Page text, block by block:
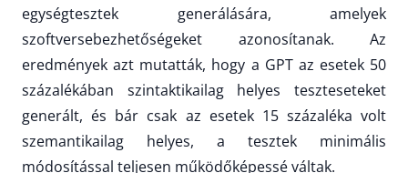
egységtesztek generálására, amelyek
szoftversebezhetőségeket azonosítanak. Az
eredmények azt mutatták, hogy a GPT az esetek 50
százalékában szintaktikailag helyes teszteseteket
generált, és bár csak az esetek 15 százaléka volt
szemantikailag helyes, a tesztek minimális
módosítással teljesen működőképessé váltak.